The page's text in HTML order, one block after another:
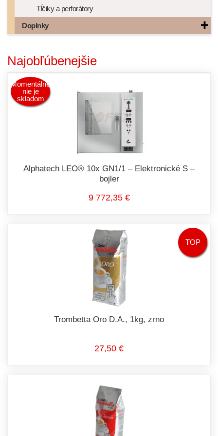
Tĺčiky a perforátory
Doplnky
Najobľúbenejšie
Momentálne
nie je
skladom
Alphatech LEO® 10x GN1/1 – Elektronické S –
bojler
9 772,35 €
TOP
Trombetta Oro D.A., 1kg, zrno
27,50 €